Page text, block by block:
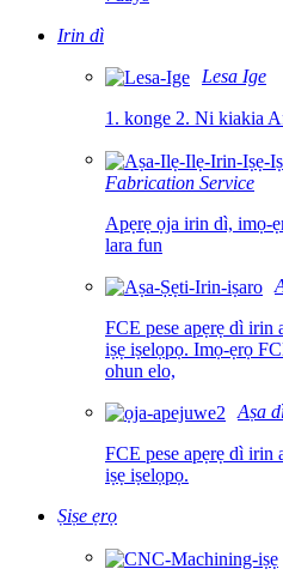
Irin dì
Lesa Ige
1. konge 2. Ni kiakia
Fabrication Service
Apẹrẹ ọja irin dì, imọ-
lara fun
FCE pese apẹrẹ dì irin
iṣẹ iṣelọpọ. Imọ-ẹrọ
ohun elo,
Aṣa
FCE pese apẹrẹ dì irin
iṣẹ iṣelọpọ.
Ṣiṣe ẹrọ